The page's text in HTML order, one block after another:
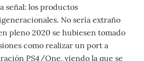
señal: los productos
No sería extraño
pleno 2020 se hubiesen tomado
como realizar un port a
PS4/One, viendo la que se